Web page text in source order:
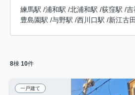
練馬駅 /浦和駅 /北浦和駅 /荻窪駅 /吉
豊島園駅 /与野駅 /西川口駅 /新江古
8棟 10件
一戸建て